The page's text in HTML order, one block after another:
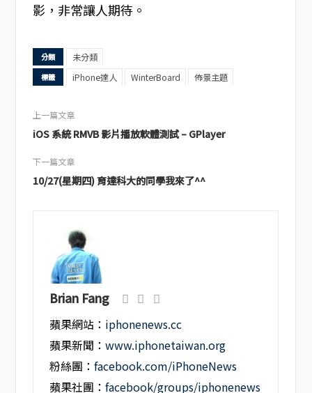
影，非常讓人期待。
分類 未分類
標籤 iPhone達人 WinterBoard 佈景主題
上一篇文章
iOS 系統 RMVB 影片播放軟體測試 – GPlayer
下一篇文章
10/27(星期四) 育達科大的同學我來了^^
Brian Fang
蘋果網站： iphonenews.cc
蘋果新聞：www.iphonetaiwan.org
粉絲團：facebook.com/iPhoneNews
蘋果社團：facebook/groups/iphonenews